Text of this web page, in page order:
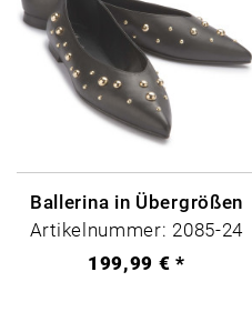
Niedrigster Preis
Höchster Preis
Artikelbezeichnung
Ballerina in Übergrößen
Artikelnummer: 2085-24
199,99 € *